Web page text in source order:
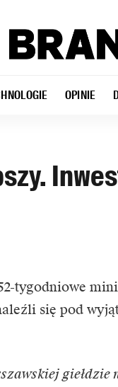
OPINIE
tygodniowe
się pod